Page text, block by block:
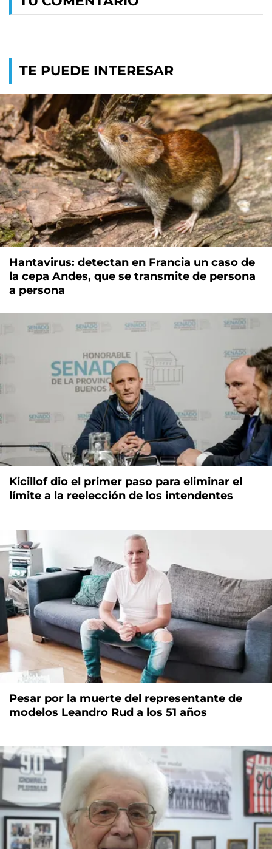
TE PUEDE INTERESAR
Hantavirus: detectan en Francia un caso de
la cepa Andes, que se transmite de persona
a persona
Kicillof dio el primer paso para eliminar el
límite a la reelección de los intendentes
Pesar por la muerte del representante de
modelos Leandro Rud a los 51 años